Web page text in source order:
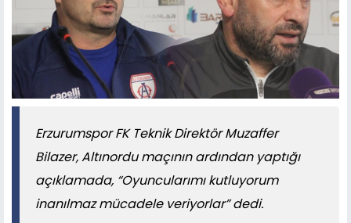
Erzurumspor FK Teknik Direktör Muzaffer
Bilazer, Altınordu maçının ardından yaptığı
açıklamada, “Oyuncularımı kutluyorum
inanılmaz mücadele veriyorlar” dedi.